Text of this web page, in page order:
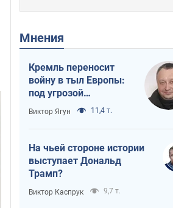
Мнения
Кремль переносит
войну в тыл Европы:
под угрозой
критическая
логистика
Виктор Ягун 11,4 т.
На чьей стороне истории
выступает Дональд
Трамп?
Виктор Каспрук 9,7 т.